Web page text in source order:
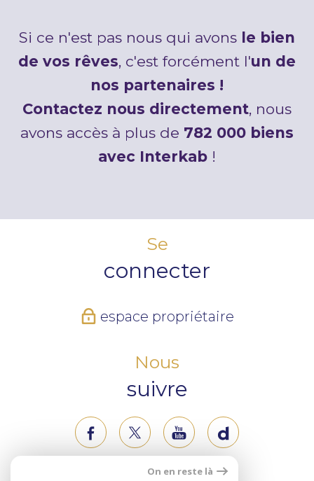
Si ce n'est pas nous qui avons le bien
de vos rêves, c'est forcément l'un de
nos partenaires !
Contactez nous directement, nous
avons accès à plus de 782 000 biens
avec Interkab !
Se
connecter
espace propriétaire
Nous
suivre
On en reste là